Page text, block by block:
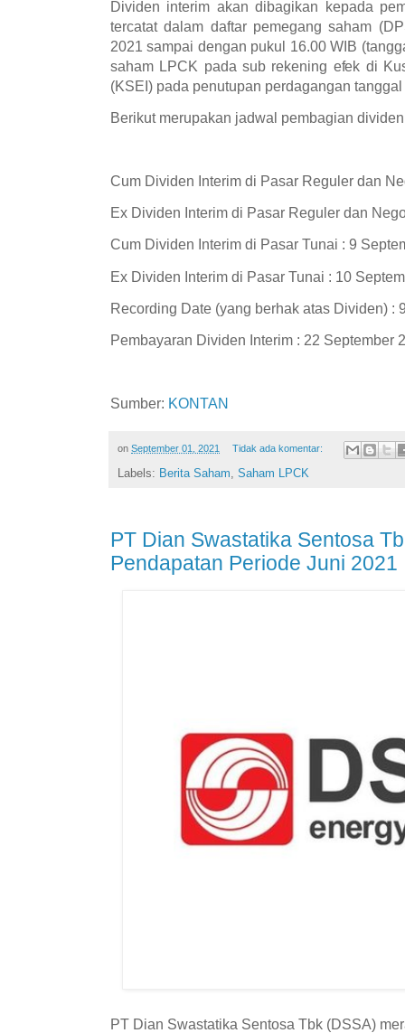
Dividen interim akan dibagikan kepada
tercatat dalam daftar pemegang saham
2021 sampai dengan pukul 16.00 WIB
saham LPCK pada sub rekening efek di
(KSEI) pada penutupan perdagangan
Berikut merupakan jadwal pembagian
Cum Dividen Interim di Pasar Reguler dan
Ex Dividen Interim di Pasar Reguler dan
Cum Dividen Interim di Pasar Tunai : 9
Ex Dividen Interim di Pasar Tunai : 10
Recording Date (yang berhak atas Dividen) :
Pembayaran Dividen Interim : 22 September
Sumber: KONTAN
on September 01, 2021 Tidak ada komentar:
Labels: Berita Saham Saham LPCK
PT Dian Swastatika Sentosa
Pendapatan Periode Juni 2021
PT Dian Swastatika Sentosa Tbk (DSSA)